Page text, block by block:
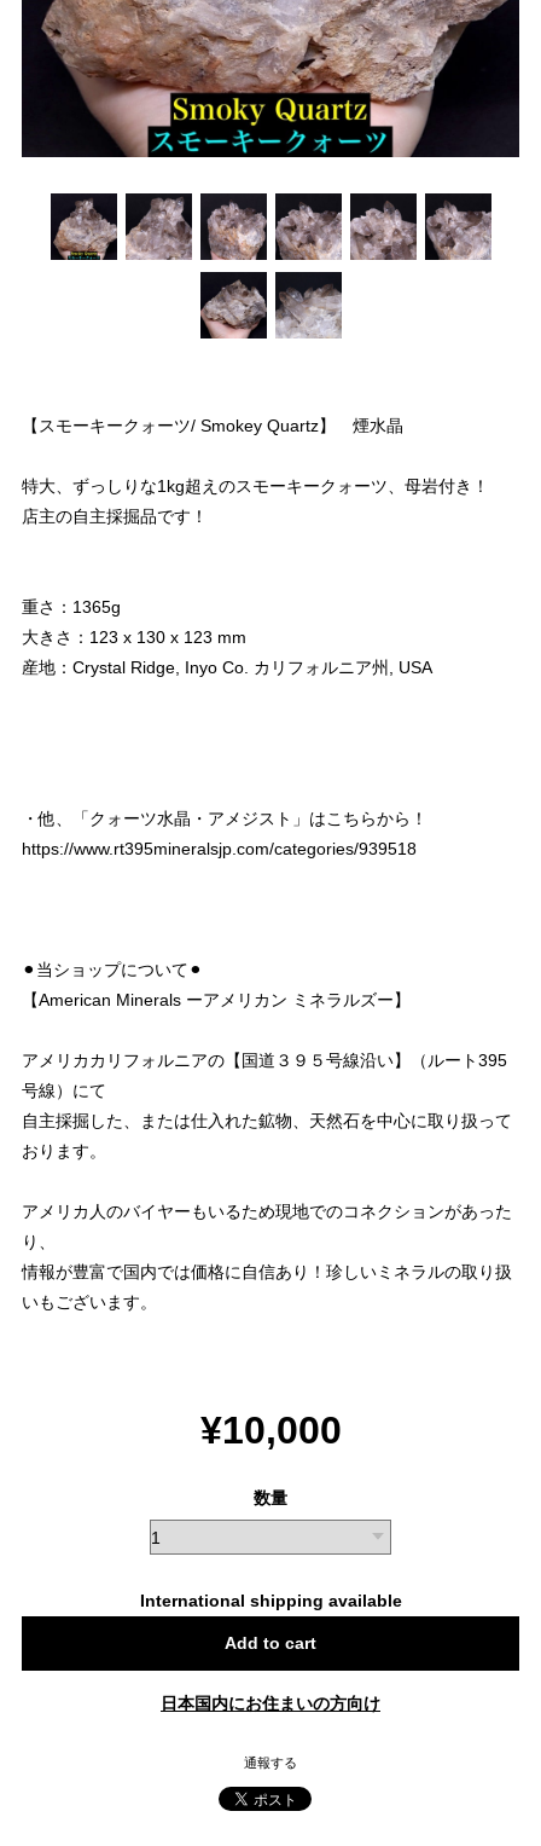
【スモーキークォーツ/ Smokey Quartz】 煙水晶
特大、ずっしりな1kg超えのスモーキークォーツ、母岩付き！
店主の自主採掘品です！
重さ：1365g
大きさ：123 x 130 x 123 mm
産地：Crystal Ridge, Inyo Co. カリフォルニア州, USA
・他、「クォーツ水晶・アメジスト」はこちらから！
https://www.rt395mineralsjp.com/categories/939518
⚫︎当ショップについて⚫︎
【American Minerals ーアメリカン ミネラルズー】
アメリカカリフォルニアの【国道３９５号線沿い】（ルート395
号線）にて
自主採掘した、または仕入れた鉱物、天然石を中心に取り扱って
おります。
アメリカ人のバイヤーもいるため現地でのコネクションがあった
り、
情報が豊富で国内では価格に自信あり！珍しいミネラルの取り扱
いもございます。
¥10,000
数量
International shipping available
Add to cart
日本国内にお住まいの方向け
通報する